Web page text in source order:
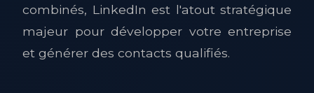
combinés, LinkedIn est l'atout stratégique
majeur pour développer votre entreprise
et générer des contacts qualifiés.